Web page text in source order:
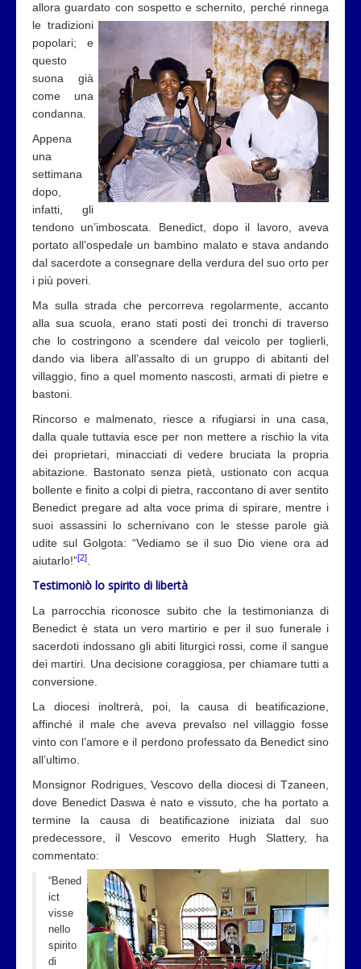
allora guardato con sospetto e schernito, perché rinnega
le tradizioni
popolari; e
questo
suona già
come una
condanna.
Appena
una
settimana
dopo,
infatti, gli
tendono un’imboscata. Benedict, dopo il lavoro, aveva
portato all’ospedale un bambino malato e stava andando
dal sacerdote a consegnare della verdura del suo orto per
i più poveri.
Ma sulla strada che percorreva regolarmente, accanto
alla sua scuola, erano stati posti dei tronchi di traverso
che lo costringono a scendere dal veicolo per toglierli,
dando via libera all’assalto di un gruppo di abitanti del
villaggio, fino a quel momento nascosti, armati di pietre e
bastoni.
Rincorso e malmenato, riesce a rifugiarsi in una casa,
dalla quale tuttavia esce per non mettere a rischio la vita
dei proprietari, minacciati di vedere bruciata la propria
abitazione. Bastonato senza pietà, ustionato con acqua
bollente e finito a colpi di pietra, raccontano di aver sentito
Benedict pregare ad alta voce prima di spirare, mentre i
suoi assassini lo schernivano con le stesse parole già
udite sul Golgota: “Vediamo se il suo Dio viene ora ad
aiutarlo!”[2].
Testimoniò lo spirito di libertà
La parrocchia riconosce subito che la testimonianza di
Benedict è stata un vero martirio e per il suo funerale i
sacerdoti indossano gli abiti liturgici rossi, come il sangue
dei martiri. Una decisione coraggiosa, per chiamare tutti a
conversione.
La diocesi inoltrerà, poi, la causa di beatificazione,
affinché il male che aveva prevalso nel villaggio fosse
vinto con l’amore e il perdono professato da Benedict sino
all’ultimo.
Monsignor Rodrigues, Vescovo della diocesi di Tzaneen,
dove Benedict Daswa è nato e vissuto, che ha portato a
termine la causa di beatiﬁcazione iniziata dal suo
predecessore, il Vescovo emerito Hugh Slattery, ha
commentato:
“Bened
ict
visse
nello
spirito
di